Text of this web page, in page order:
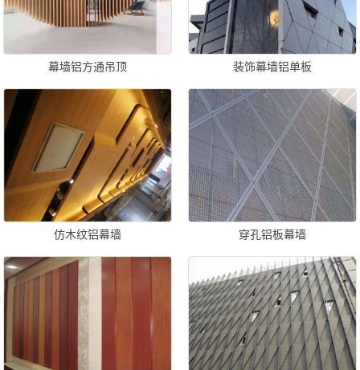
幕墙铝方通吊顶 装饰幕墙铝单板
仿木纹铝幕墙 穿孔铝板幕墙